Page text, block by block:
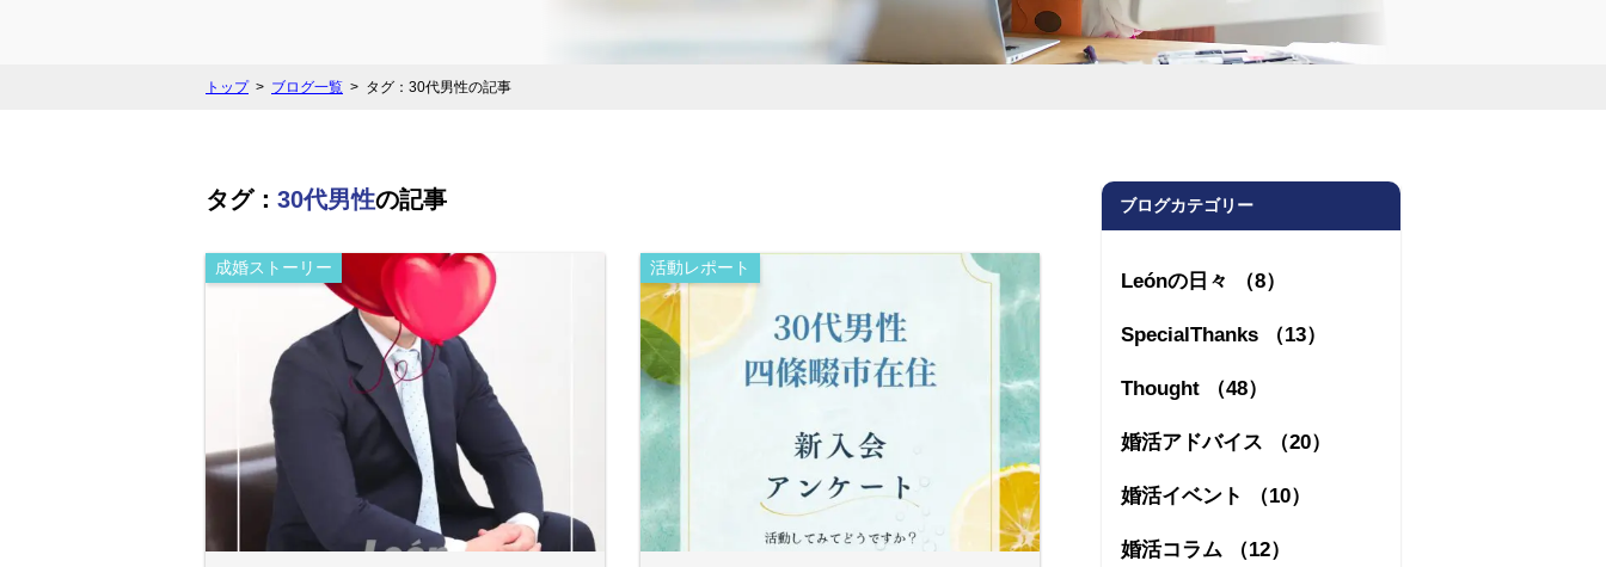
トップ ブログ一覧 タグ：30代男性の記事
タグ： 30代男性の記事
成婚ストーリー 活動レポート
ブログカテゴリー
Leónの日々 （8）
SpecialThanks （13）
Thought （48）
婚活アドバイス （20）
婚活イベント （10）
婚活コラム （12）